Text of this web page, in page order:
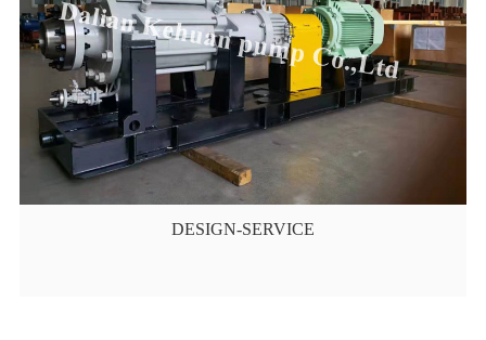
DESIGN-SERVICE